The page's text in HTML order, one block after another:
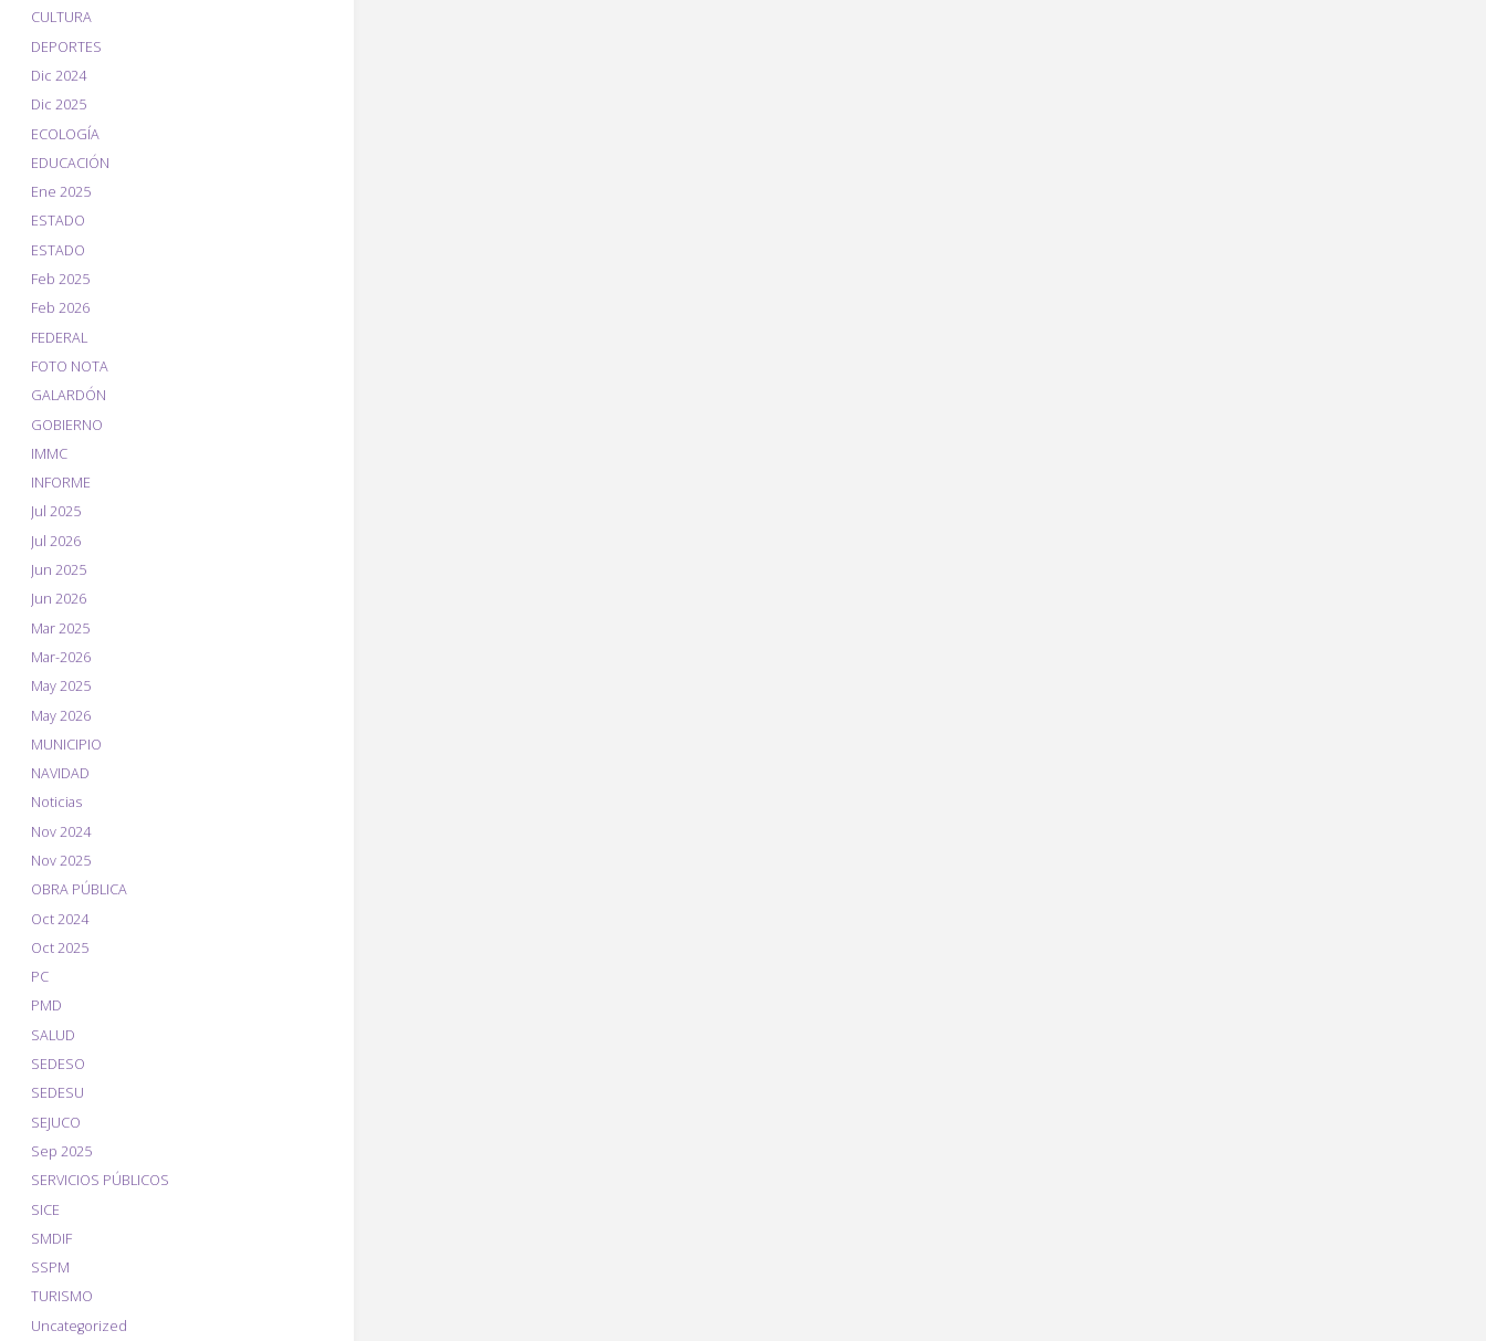
CULTURA
DEPORTES
Dic 2024
Dic 2025
ECOLOGÍA
EDUCACIÓN
Ene 2025
ESTADO
ESTADO
Feb 2025
Feb 2026
FEDERAL
FOTO NOTA
GALARDÓN
GOBIERNO
IMMC
INFORME
Jul 2025
Jul 2026
Jun 2025
Jun 2026
Mar 2025
Mar-2026
May 2025
May 2026
MUNICIPIO
NAVIDAD
Noticias
Nov 2024
Nov 2025
OBRA PÚBLICA
Oct 2024
Oct 2025
PC
PMD
SALUD
SEDESO
SEDESU
SEJUCO
Sep 2025
SERVICIOS PÚBLICOS
SICE
SMDIF
SSPM
TURISMO
Uncategorized